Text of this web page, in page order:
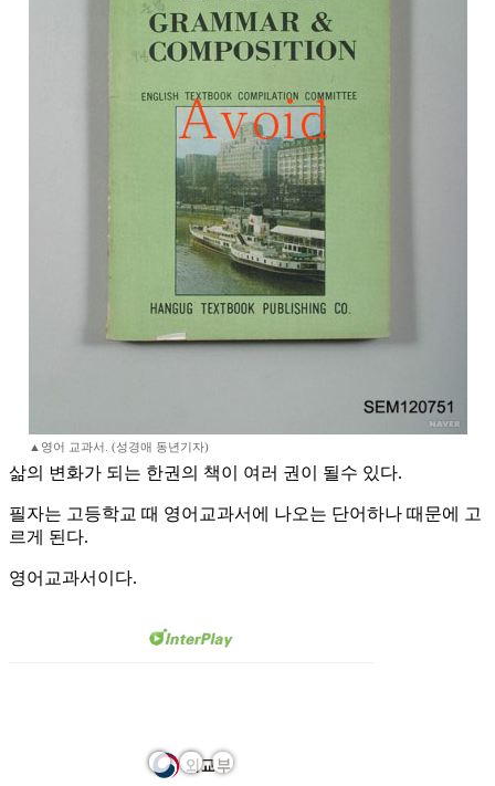
▲영어 교과서. (성경애 동년기자)
삶의 변화가 되는 한권의 책이 여러 권이 될수 있다.
필자는 고등학교 때 영어교과서에 나오는 단어하나 때문에 고
르게 된다.
영어교과서이다.